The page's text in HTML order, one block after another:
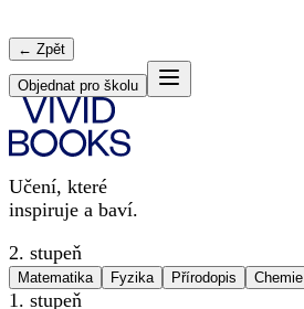
← Zpět
Objednat pro školu
Učení, které
inspiruje a baví.
2. stupeň
Matematika Fyzika Přírodopis Chemie
1. stupeň